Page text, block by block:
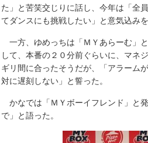
た」と苦笑交じりに話し、今年は「全
てダンスにも挑戦したい」と意気込み
一方、ゆめっちは「ＭＹあらーむ」
して、本番の２０分前ぐらいに、マネ
ギリ間に合ったそうだが、「アラーム
対に遅刻しない」と誓った。
かなでは「ＭＹボーイフレンド」と
で」と語った。